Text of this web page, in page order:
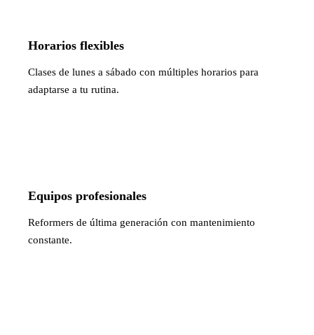
Horarios flexibles
Clases de lunes a sábado con múltiples horarios para
adaptarse a tu rutina.
Equipos profesionales
Reformers de última generación con mantenimiento
constante.